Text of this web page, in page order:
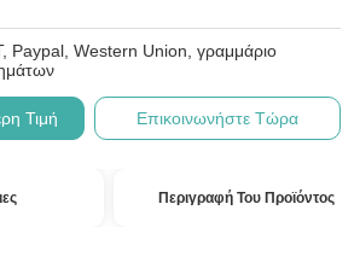
Paypal, Western Union, γραμμάριο
Τιμή Επικοινωνήστε Τώρα
Περιγραφή Του Προϊόντος